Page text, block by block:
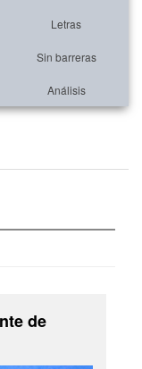
Letras
Sin barreras
Análisis
de